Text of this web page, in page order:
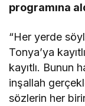
programına
“Her yerde
Tonya’ya
kayıtlı. Bunun
inşallah
sözlerin her